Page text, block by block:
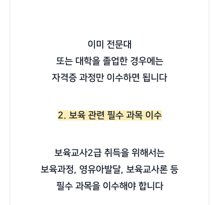
이미 전문대
또는 대학을 졸업한 경우에는
자격증 과정만 이수하면 됩니다
2. 보육 관련 필수 과목 이수
보육교사2급 취득을 위해서는
보육과정, 영유아발달, 보육교사론 등
필수 과목을 이수해야 합니다